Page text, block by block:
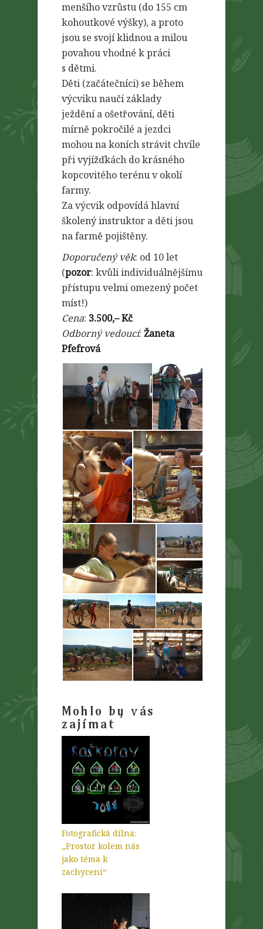
menšího vzrůstu (do 155 cm
kohoutkové výšky), a proto
jsou se svojí klidnou a milou
povahou vhodné k práci
s dětmi.
Děti (začátečníci) se během
výcviku naučí základy
ježdění a ošetřování, děti
mírně pokročilé a jezdci
mohou na koních strávit chvíle
při vyjížďkách do krásného
kopcovitého terénu v okolí
farmy.
Za výcvik odpovídá hlavní
školený instruktor a děti jsou
na farmě pojištěny.
Doporučený věk: od 10 let
(pozor: kvůli individuálnějšímu
přístupu velmi omezený počet
míst!)
Cena: 3.500,– Kč
Odborný vedoucí: Žaneta
Pfefrová
Mohlo by vás
zajímat
Fotografická dílna:
„Prostor kolem nás
jako téma k
zachycení“